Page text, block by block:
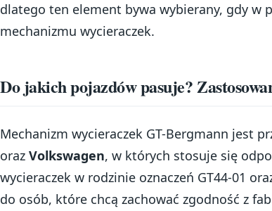
dlatego ten element bywa wybierany, gdy w
mechanizmu wycieraczek.
Do jakich pojazdów pasuje?
Mechanizm wycieraczek GT-Bergmann jest
oraz Volkswagen, w których stosuje się
wycieraczek w rodzinie oznaczeń GT44-01
do osób, które chcą zachować zgodność z